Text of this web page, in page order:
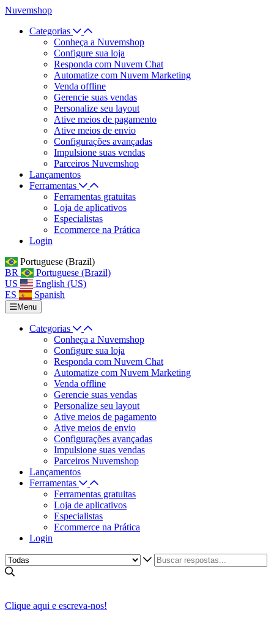
Nuvemshop
Categorias
Conheça a Nuvemshop
Configure sua loja
Responda com Nuvem Chat
Automatize com Nuvem Marketing
Venda offline
Gerencie suas vendas
Personalize seu layout
Ative meios de pagamento
Ative meios de envio
Configurações avançadas
Impulsione suas vendas
Parceiros Nuvemshop
Lançamentos
Ferramentas
Ferramentas gratuitas
Loja de aplicativos
Especialistas
Ecommerce na Prática
Login
Portuguese (Brazil)
BR
Portuguese (Brazil)
US
English (US)
ES
Spanish
Menu
Categorias
Conheça a Nuvemshop
Configure sua loja
Responda com Nuvem Chat
Automatize com Nuvem Marketing
Venda offline
Gerencie suas vendas
Personalize seu layout
Ative meios de pagamento
Ative meios de envio
Configurações avançadas
Impulsione suas vendas
Parceiros Nuvemshop
Lançamentos
Ferramentas
Ferramentas gratuitas
Loja de aplicativos
Especialistas
Ecommerce na Prática
Login
Clique aqui e escreva-nos!